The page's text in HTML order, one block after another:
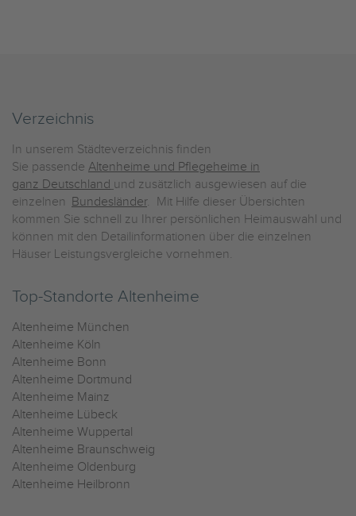
Verzeichnis
In unserem Städteverzeichnis finden
Sie passende Altenheime und Pflegeheime in
ganz Deutschland und zusätzlich ausgewiesen auf die
einzelnen Bundesländer. Mit Hilfe dieser Übersichten
kommen Sie schnell zu Ihrer persönlichen Heimauswahl und
können mit den Detailinformationen über die einzelnen
Häuser Leistungsvergleiche vornehmen.
Top-Standorte Altenheime
Altenheime München
Altenheime Köln
Altenheime Bonn
Altenheime Dortmund
Altenheime Mainz
Altenheime Lübeck
Altenheime Wuppertal
Altenheime Braunschweig
Altenheime Oldenburg
Altenheime Heilbronn